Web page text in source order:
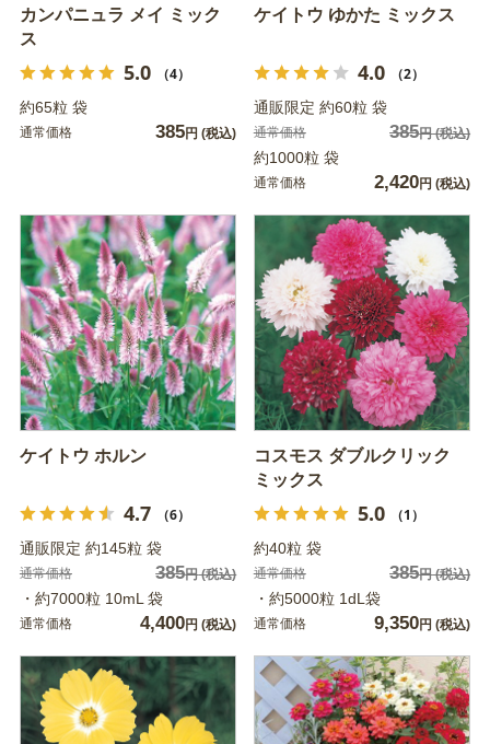
カンパニュラ メイ ミック
ス
5.0 （4）
約65粒 袋
通常価格 385円 (税込)
ケイトウ ゆかた ミックス
4.0 （2）
通販限定 約60粒 袋
通常価格 385円(税込)
約1000粒 袋
通常価格 2,420円 (税込)
ケイトウ ホルン
4.7 （6）
通販限定 約145粒 袋
通常価格 385円(税込)
・約7000粒 10mL 袋
通常価格 4,400円 (税込)
コスモス ダブルクリック
ミックス
5.0 （1）
約40粒 袋
通常価格 385円(税込)
・約5000粒 1dL袋
通常価格 9,350円 (税込)